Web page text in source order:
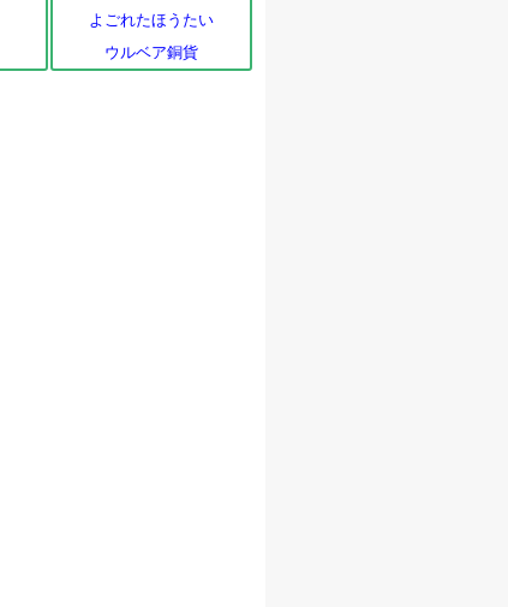
よごれたほうたい
ウルベア銅貨